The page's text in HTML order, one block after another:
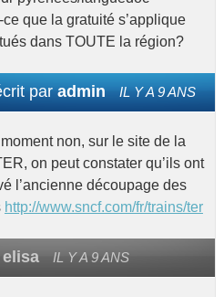
que la gratuité s’applique
dans TOUTE la région?
paradmin IL Y A 9 ANS
non, sur le site de la
on peut constater qu’ils ont
l’ancienne découpage des
http://www.sncf.com/fr/trains/ter
elisa IL Y A 9 ANS